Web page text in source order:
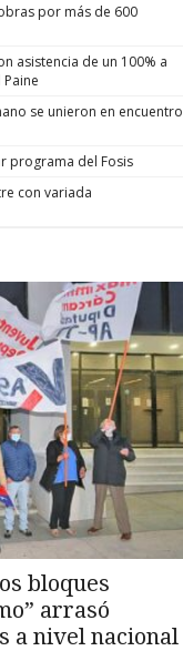
por más de 600
asistencia de un 100% a
se unieron en encuentro
programa del Fosis
con variada
bloques
arrasó
a nivel nacional